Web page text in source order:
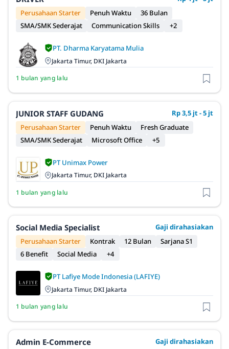
Perusahaan Starter
Penuh Waktu
36 Bulan
SMA/SMK Sederajat
Communication Skills +2
PT. Dharma Karyatama Mulia
Jakarta Timur, DKI Jakarta
1 bulan yang lalu
JUNIOR STAFF GUDANG
Rp 3,5 jt - 5 jt
Perusahaan Starter
Penuh Waktu
Fresh Graduate
SMA/SMK Sederajat
Microsoft Office +5
PT Unimax Power
Jakarta Timur, DKI Jakarta
1 bulan yang lalu
Social Media Specialist
Gaji dirahasiakan
Perusahaan Starter
Kontrak 12 Bulan
Sarjana S1
6 Benefit
Social Media +4
PT Lafiye Mode Indonesia (LAFIYE)
Jakarta Timur, DKI Jakarta
1 bulan yang lalu
Admin E-Commerce
Gaji dirahasiakan